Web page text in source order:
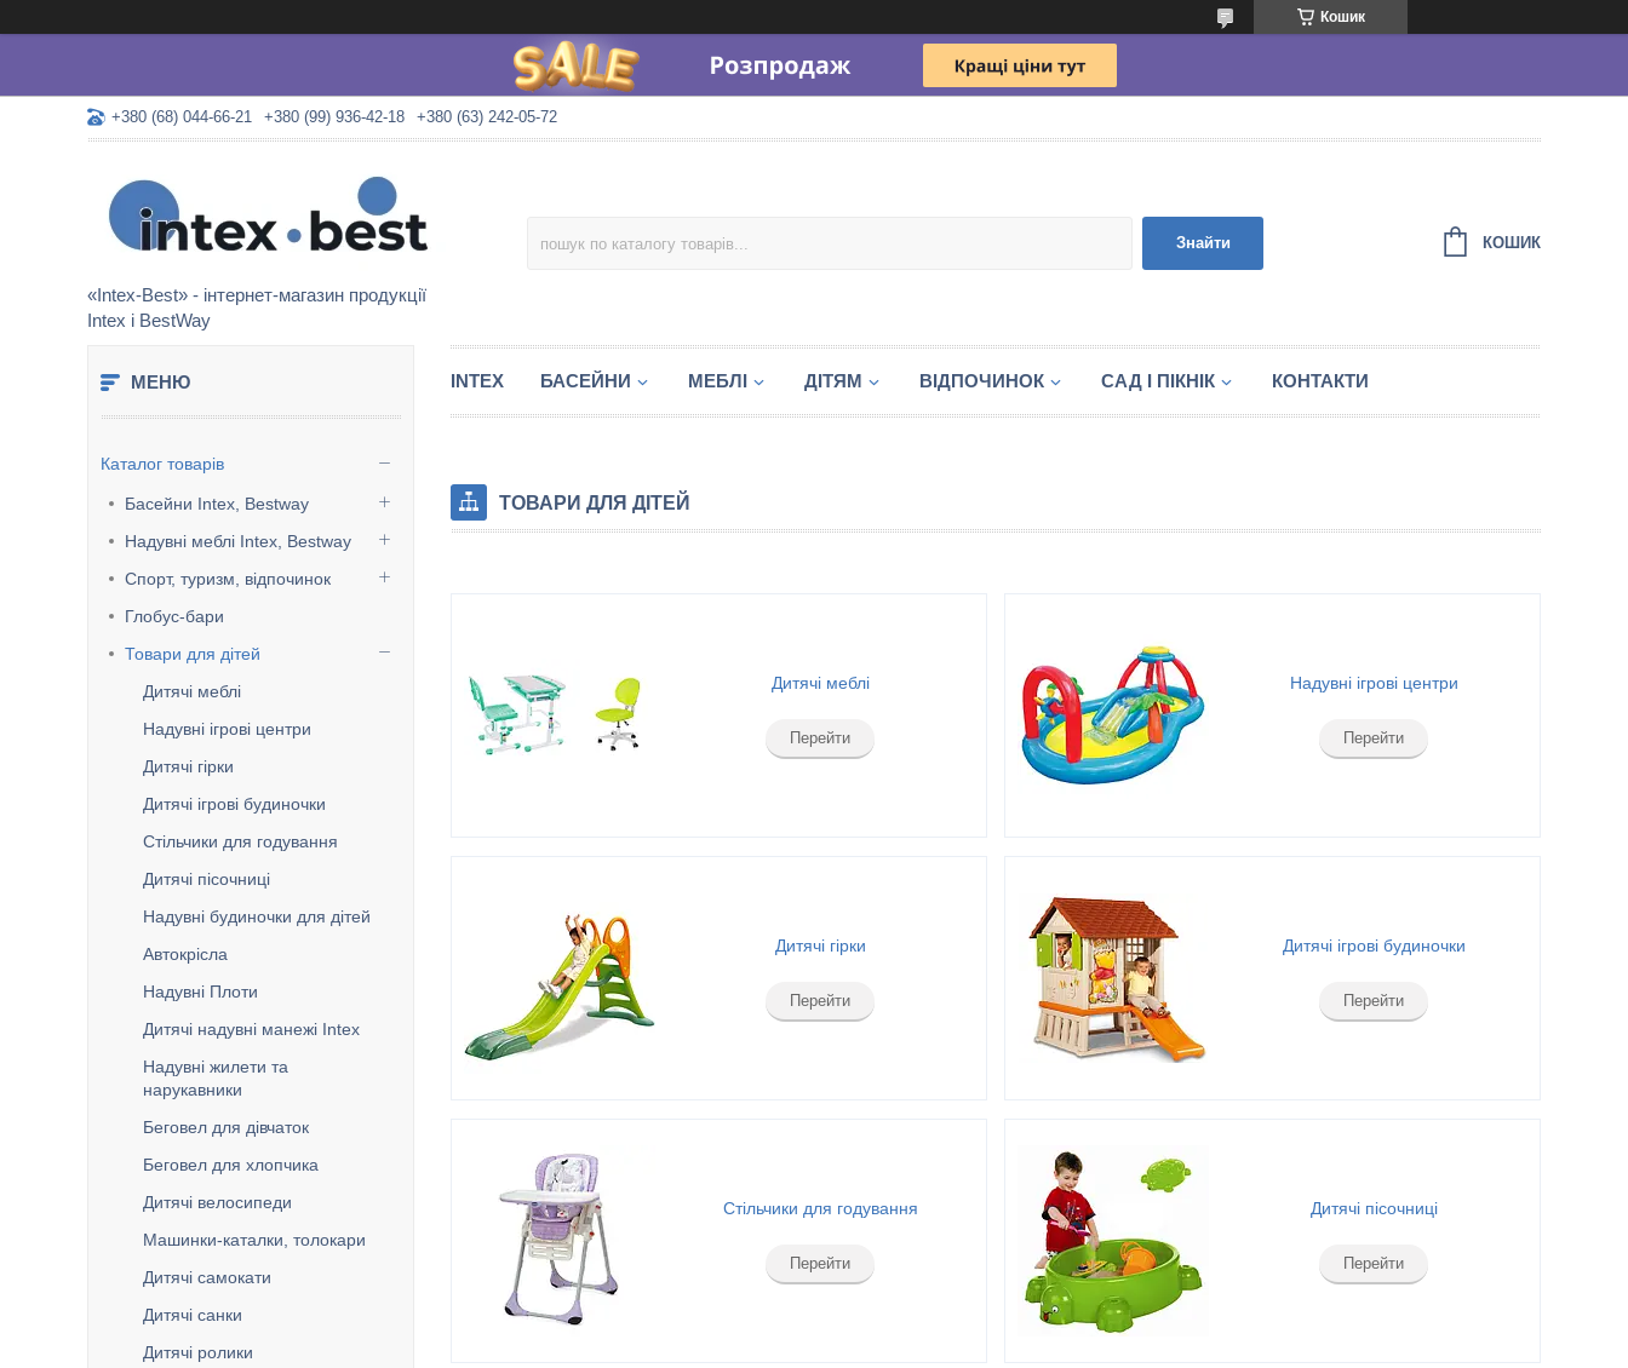
Кошик
+380 (68) 044-66-21 +380 (99) 936-42-18 +380 (63) 242-05-72
«Intex-Best» - інтернет-магазин продукції
Intex і BestWay
Знайти КОШИК
Каталог товарів
Басейни Intex, Bestway
Надувні меблі Intex, Bestway
Спорт, туризм, відпочинок
Глобус-бари
Товари для дітей
Дитячі меблі
Надувні ігрові центри
Дитячі гірки
Дитячі ігрові будиночки
Стільчики для годування
Дитячі пісочниці
Надувні будиночки для дітей
Автокрісла
Надувні Плоти
Дитячі надувні манежі Intex
Надувні жилети та
нарукавники
Беговел для дівчаток
Беговел для хлопчика
Дитячі велосипеди
Машинки-каталки, толокари
Дитячі самокати
Дитячі санки
Дитячі ролики
INTEX БАСЕЙНИ МЕБЛІ ДІТЯМ ВІДПОЧИНОК САД І ПІКНІК КОНТАКТИ
ТОВАРИ ДЛЯ ДІТЕЙ
Дитячі меблі
Перейти
Надувні ігрові центри
Перейти
Дитячі гірки
Перейти
Дитячі ігрові будиночки
Перейти
Стільчики для годування
Перейти
Дитячі пісочниці
Перейти